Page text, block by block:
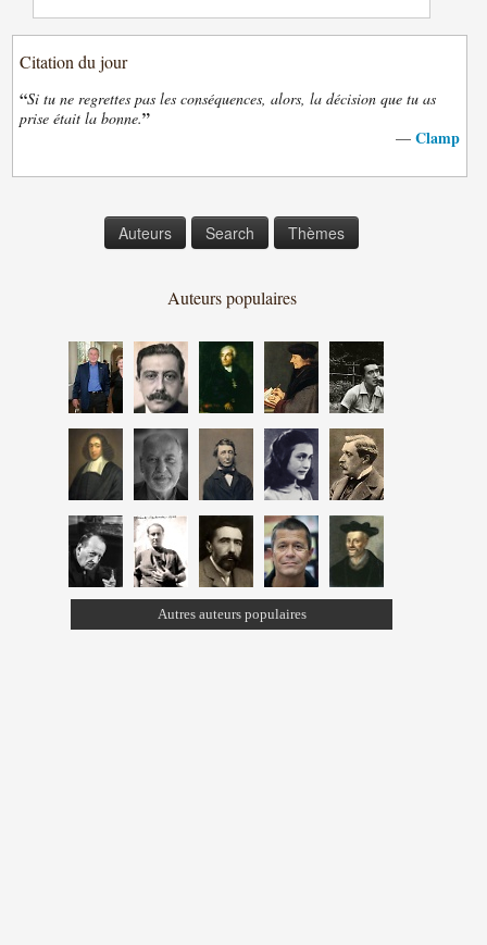
Citation du jour
“Si tu ne regrettes pas les conséquences, alors, la décision que tu as
prise était la bonne.”
— Clamp
Auteurs Search Thèmes
Auteurs populaires
Autres auteurs populaires